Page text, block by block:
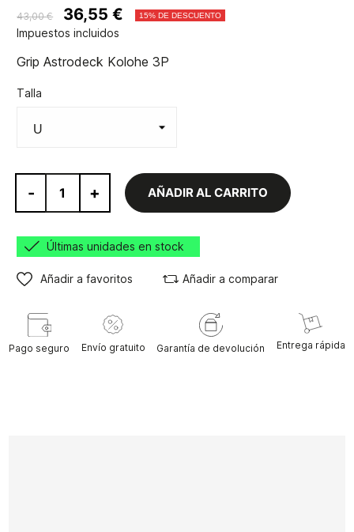
43,00 € 36,55 € 15% DE DESCUENTO
Impuestos incluidos
Grip Astrodeck Kolohe 3P
Talla
- + AÑADIR AL CARRITO
Últimas unidades en stock
Añadir a favoritos Añadir a comparar
Pago seguro Envío gratuito Garantía de devolución Entrega rápida